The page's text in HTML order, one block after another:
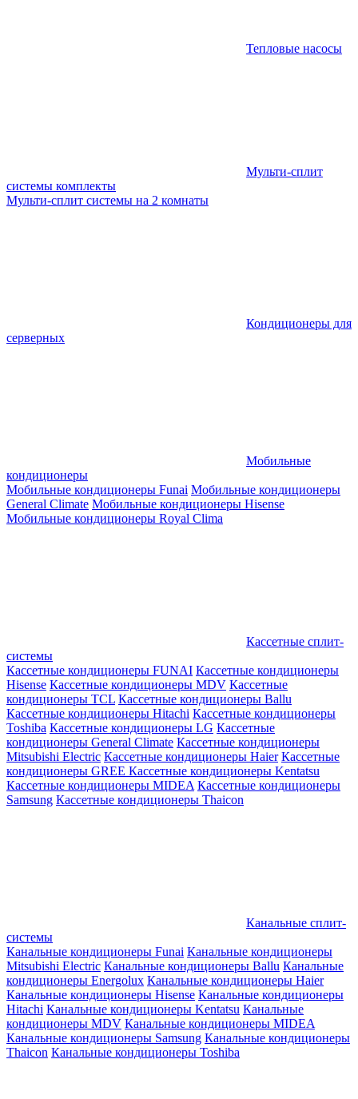
Тепловые насосы
Мульти-сплит
системы комплекты
Мульти-сплит системы на 2 комнаты
Кондиционеры для
серверных
Мобильные
кондиционеры
Мобильные кондиционеры Funai Мобильные кондиционеры
General Climate Мобильные кондиционеры Hisense
Мобильные кондиционеры Royal Clima
Кассетные сплит-
системы
Кассетные кондиционеры FUNAI Кассетные кондиционеры
Hisense Кассетные кондиционеры MDV Кассетные
кондиционеры TCL Кассетные кондиционеры Ballu
Кассетные кондиционеры Hitachi Кассетные кондиционеры
Toshiba Кассетные кондиционеры LG Кассетные
кондиционеры General Climate Кассетные кондиционеры
Mitsubishi Electric Кассетные кондиционеры Haier Кассетные
кондиционеры GREE Кассетные кондиционеры Kentatsu
Кассетные кондиционеры MIDEA Кассетные кондиционеры
Samsung Кассетные кондиционеры Thaicon
Канальные сплит-
системы
Канальные кондиционеры Funai Канальные кондиционеры
Mitsubishi Electric Канальные кондиционеры Ballu Канальные
кондиционеры Energolux Канальные кондиционеры Haier
Канальные кондиционеры Hisense Канальные кондиционеры
Hitachi Канальные кондиционеры Kentatsu Канальные
кондиционеры MDV Канальные кондиционеры MIDEA
Канальные кондиционеры Samsung Канальные кондиционеры
Thaicon Канальные кондиционеры Toshiba